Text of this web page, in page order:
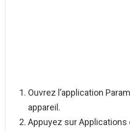
Ouvrez l’application
appareil.
Appuyez sur